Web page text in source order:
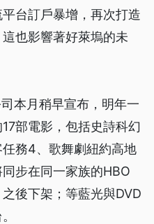
台訂戶暴增，再次打造
也影響著好萊塢的未
本月稍早宣布，明年一
部電影，包括史詩科幻
務4、歌舞劇紐約高地
步在同一家族的HBO
後下架；等藍光與DVD